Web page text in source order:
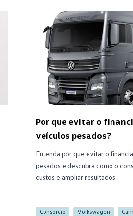
Por que evitar o
veículos pesados?
Entenda por que evitar o
pesados e descubra como o
custos e ampliar resultados.
Consórcio Volkswagen